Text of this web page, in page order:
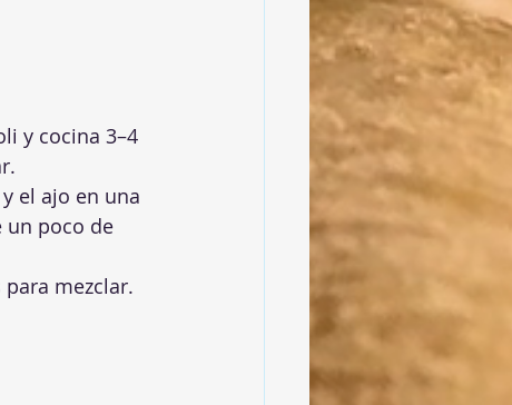
y cocina 3–4
el ajo en una
un poco de
mezclar.